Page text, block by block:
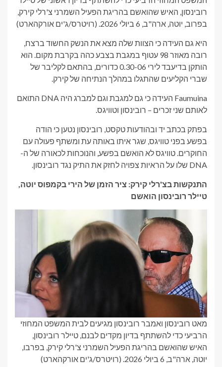
רובינסון, האיש שהואשם בהריגת הפעיל השמרני צ'רלי קירק,
בפרוב, יוטה, ארה"ב, 6 ביולי 2026.
(רויטרס/ג'ים אורקהארט)
היא גם העידה כי הצוות שלה מצא את הנשק החשוד ברצח,
רובה מאוזר 98 עטוף במגבת בצבע כהה בקרבת מקום. הוא
הותקן בדיעבד לירי 0.30-06 כדורים, בהתאם לקליבר של
שברי הקליעים שהתגלו במהלך הנתיחה של קירק.
Faumuina העידה כי גם למגבת וגם למברג היה DNA התואם
לאותם שני זכרים – רובינסון וטוויגס.
בפתק בכתב יד ובהודעות טקסט, רובינסון נטען כי הודה
בפשע בפני טוויגס, שגר איתו באותה עת ומשתף פעולה עם
החוקרים. טוויגס לא הואשם בפשע, והנוכחות לכאורה של ה-
DNA שלו על הראיות צפויה לחזק את התיק נגד רובינסון.
התנקשות בצ'רלי קירק: ציר הזמן של הירי בקמפוס יוטה,
טיילר רובינסון הואשם
מאט רובינסון ואמבר רובינסון מגיעים לבית המשפט המחוזי
הרביעי כדי להשתתף בדיון מקדים לבנם, טיילר רובינסון,
האיש שהואשם בהריגת הפעיל השמרני צ'רלי קירק, בפרבו,
יוטה, ארה"ב, 6 ביולי 2026.
(רויטרס/ג'ים אורקהארט)